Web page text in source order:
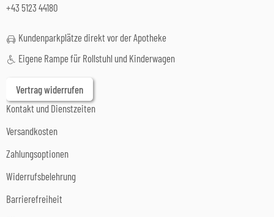
+43 5123 44180
Kundenparkplätze direkt vor der Apotheke
Eigene Rampe für Rollstuhl und Kinderwagen
Vertrag widerrufen
Kontakt und Dienstzeiten
Versandkosten
Zahlungsoptionen
Widerrufsbelehrung
Barrierefreiheit